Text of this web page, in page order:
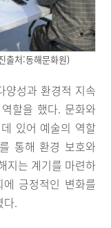
출처:동해문화원)
양성과 환경적 지속
할을 했다. 문화와
있어 예술의 역할
통해 환경 보호와
지는 계기를 마련하
긍정적인 변화를
다.